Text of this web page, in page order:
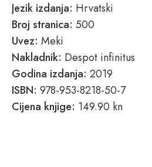
Jezik izdanja: Hrvatski
Broj stranica: 500
Uvez: Meki
Nakladnik: Despot infinitus
Godina izdanja: 2019
ISBN: 978-953-8218-50-7
Cijena knjige: 149.90 kn